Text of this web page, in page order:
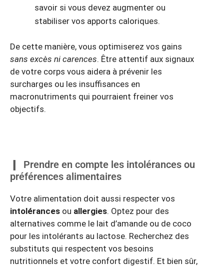
savoir si vous devez augmenter ou
stabiliser vos apports caloriques.
De cette manière, vous optimiserez vos gains
sans excès ni carences. Être attentif aux signaux
de votre corps vous aidera à prévenir les
surcharges ou les insuffisances en
macronutriments qui pourraient freiner vos
objectifs.
Prendre en compte les intolérances ou
préférences alimentaires
Votre alimentation doit aussi respecter vos
intolérances ou allergies. Optez pour des
alternatives comme le lait d’amande ou de coco
pour les intolérants au lactose. Recherchez des
substituts qui respectent vos besoins
nutritionnels et votre confort digestif. Et bien sûr,